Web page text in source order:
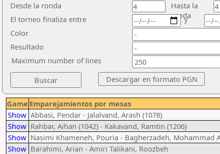
Desde la ronda
Hasta la
ronda
El torneo finaliza entre
Color
Resultado
y
Maximum number of lines
Game Emparejamientos por mesas
Show Abbasi, Pendar - Jalalvand, Arash (1078)
Show Rahbar, Aihan (1042) - Kakavand, Ramtin (1206)
Show Nasimi Khameneh, Pouria - Bagherzadeh, Mohammad
Show Barahimi, Arian - Amiri Talikani, Roozbeh